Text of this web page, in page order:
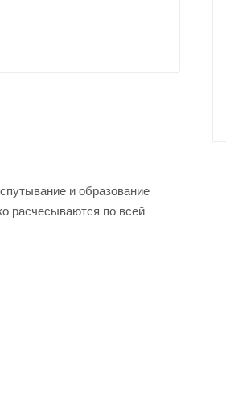
и образование
расчесываются по всей
для питомцев.